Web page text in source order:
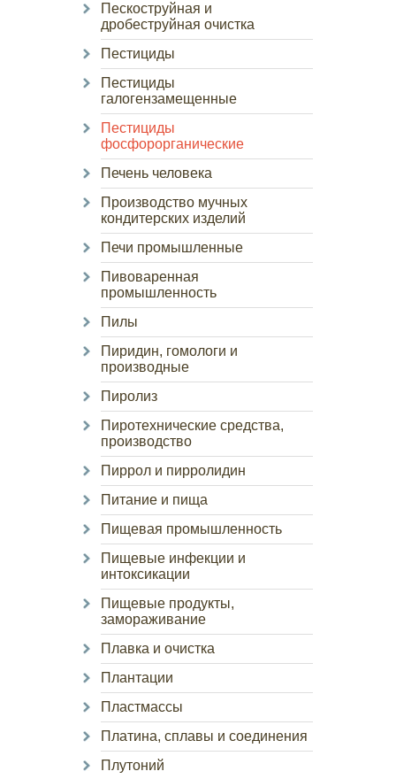
Пескоструйная и
дробеструйная очистка
Пестициды
Пестициды
галогензамещенные
Пестициды
фосфорорганические
Печень человека
Производство мучных
кондитерских изделий
Печи промышленные
Пивоваренная
промышленность
Пилы
Пиридин, гомологи и
производные
Пиролиз
Пиротехнические средства,
производство
Пиррол и пирролидин
Питание и пища
Пищевая промышленность
Пищевые инфекции и
интоксикации
Пищевые продукты,
замораживание
Плавка и очистка
Плантации
Пластмассы
Платина, сплавы и соединения
Плутоний